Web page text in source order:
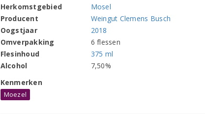
Herkomstgebied
Mosel
Producent
Weingut Clemens Busch
Oogstjaar
2018
Omverpakking
6 flessen
Flesinhoud
375 ml
Alcohol
7,50%
Kenmerken
Moezel